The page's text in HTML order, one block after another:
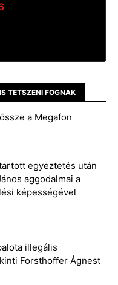
TETSZENI FOGNAK
a Megafon
egyeztetés után
aggodalmai a
képességével
illegális
Forsthoffer Ágnest